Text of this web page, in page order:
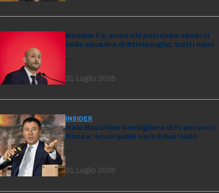
Nomine Fs, ecco chi potrebbe esserci
nella squadra di Strisciuglio: tutti i nomi
31 Luglio 2026
INSIDER
Italo Bocchino consigliere di Francesco
Rocca: ecco quale sarà il suo ruolo
31 Luglio 2026